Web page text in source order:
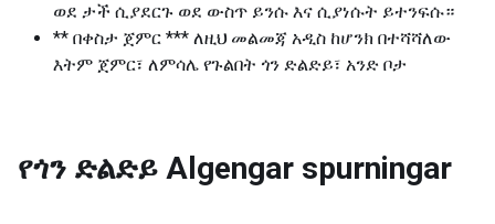
ወደ ታች ሲያደርጉ ወደ ውስጥ ይንሱ እና ሲያነሱት ይተንፍሱ።
** በቀስታ ጀምር *** ለዚህ መልመጃ አዲስ ከሆንክ በተሻሻለው
እትም ጀምር፣ ለምሳሌ የጉልበት ጎን ድልድይ፣ አንድ ቦታ
የጎን ድልድይ Algengar spurningar